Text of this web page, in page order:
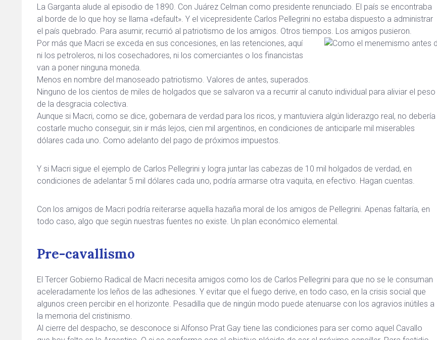
La Garganta alude al episodio de 1890. Con Juárez Celman como presidente renunciado. El país se encontraba
al borde de lo que hoy se llama «default». Y el vicepresidente Carlos Pellegrini no estaba dispuesto a administrar
el país quebrado. Para asumir, recurrió al patriotismo de los amigos. Otros tiempos. Los amigos pusieron.
Por más que Macri se exceda en sus concesiones, en las retenciones, aquí
ni los petroleros, ni los cosechadores, ni los comerciantes o los financistas
van a poner ninguna moneda.
Menos en nombre del manoseado patriotismo. Valores de antes, superados.
Ninguno de los cientos de miles de holgados que se salvaron va a recurrir al canuto individual para aliviar el peso
de la desgracia colectiva.
Aunque si Macri, como se dice, gobernara de verdad para los ricos, y mantuviera algún liderazgo real, no debería
costarle mucho conseguir, sin ir más lejos, cien mil argentinos, en condiciones de anticiparle mil miserables
dólares cada uno. Como adelanto del pago de próximos impuestos.
Y si Macri sigue el ejemplo de Carlos Pellegrini y logra juntar las cabezas de 10 mil holgados de verdad, en
condiciones de adelantar 5 mil dólares cada uno, podría armarse otra vaquita, en efectivo. Hagan cuentas.
Con los amigos de Macri podría reiterarse aquella hazaña moral de los amigos de Pellegrini. Apenas faltaría, en
todo caso, algo que según nuestras fuentes no existe. Un plan económico elemental.
Pre-cavallismo
El Tercer Gobierno Radical de Macri necesita amigos como los de Carlos Pellegrini para que no se le consuman
aceleradamente los leños de las adhesiones. Y evitar que el fuego derive, en todo caso, en la crisis social que
algunos creen percibir en el horizonte. Pesadilla que de ningún modo puede atenuarse con los agravios inútiles a
la memoria del cristinismo.
Al cierre del despacho, se desconoce si Alfonso Prat Gay tiene las condiciones para ser como aquel Cavallo